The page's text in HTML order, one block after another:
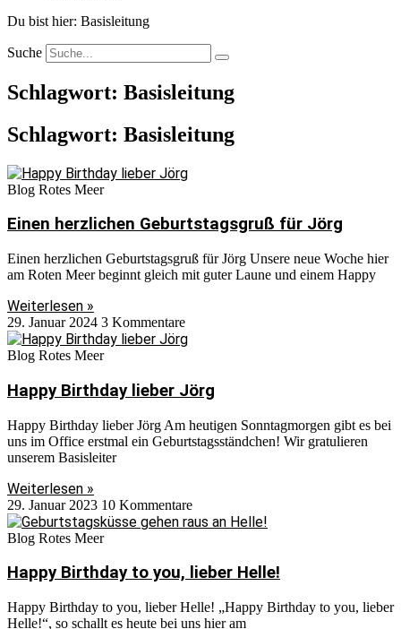
Du bist hier: Basisleitung
Suche
Schlagwort: Basisleitung
Schlagwort: Basisleitung
Blog Rotes Meer
Einen herzlichen Geburtstagsgruß für Jörg
Einen herzlichen Geburtstagsgruß für Jörg Unsere neue Woche hier
am Roten Meer beginnt gleich mit guter Laune und einem Happy
Weiterlesen »
29. Januar 2024 3 Kommentare
Blog Rotes Meer
Happy Birthday lieber Jörg
Happy Birthday lieber Jörg Am heutigen Sonntagmorgen gibt es bei
uns im Office erstmal ein Geburtstagsständchen! Wir gratulieren
unserem Basisleiter
Weiterlesen »
29. Januar 2023 10 Kommentare
Blog Rotes Meer
Happy Birthday to you, lieber Helle!
Happy Birthday to you, lieber Helle! „Happy Birthday to you, lieber
Helle!“, so schallt es heute bei uns hier am